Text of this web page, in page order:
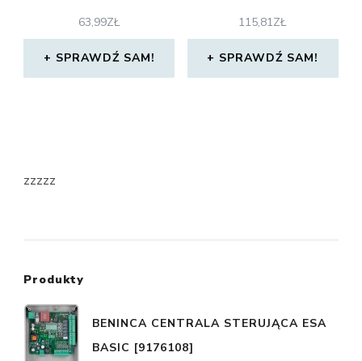
63,99ZŁ
SPRAWDŹ SAM!
115,81ZŁ
SPRAWDŹ SAM!
zzzzz
Produkty
BENINCA CENTRALA STERUJĄCA ESA
BASIC [9176108]